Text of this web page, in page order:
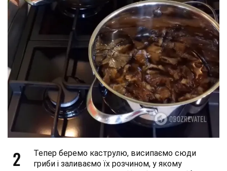
2
Тепер беремо каструлю, висипаємо сюди
гриби і заливаємо їх розчином, у якому